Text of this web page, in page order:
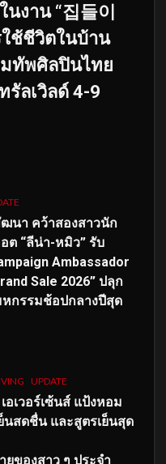
งาน “집들이
ใช้ชีวิตในบ้าน
ทัพศิลปินไทย
รัลเวิลด์ 4-9
นา คว้าสองสาวนัก
ต “ลีน่า-หมิว” รับ
Ambassador
Sale 2026” ปลุก
หกรรมช้อปกลางปีสุด
UPDATE
อเวอร์เซ้นส์ แป้งหอม
นสดชื่น และสูตรเย็นสุด
ยของสาว ๆ ประจำ